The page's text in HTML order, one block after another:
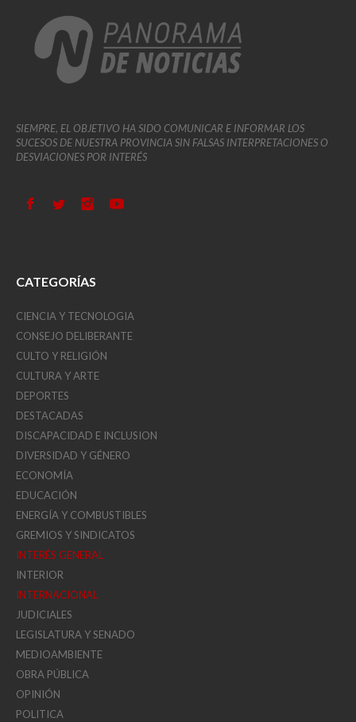
SIEMPRE, EL OBJETIVO HA SIDO COMUNICAR E INFORMAR LOS
SUCESOS DE NUESTRA PROVINCIA SIN FALSAS INTERPRETACIONES O
DESVIACIONES POR INTERÉS
CATEGORÍAS
CIENCIA Y TECNOLOGIA
CONSEJO DELIBERANTE
CULTO Y RELIGIÓN
CULTURA Y ARTE
DEPORTES
DESTACADAS
DISCAPACIDAD E INCLUSION
DIVERSIDAD Y GÉNERO
ECONOMÍA
EDUCACIÓN
ENERGÍA Y COMBUSTIBLES
GREMIOS Y SINDICATOS
INTERÉS GENERAL
INTERIOR
INTERNACIONAL
JUDICIALES
LEGISLATURA Y SENADO
MEDIOAMBIENTE
OBRA PÚBLICA
OPINIÓN
POLITICA